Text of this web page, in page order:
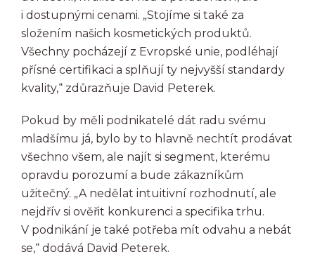
i dostupnými cenami. „Stojíme si také za
složením našich kosmetických produktů.
Všechny pocházejí z Evropské unie, podléhají
přísné certifikaci a splňují ty nejvyšší standardy
kvality,“ zdůrazňuje David Peterek.
Pokud by měli podnikatelé dát radu svému
mladšímu já, bylo by to hlavně nechtít prodávat
všechno všem, ale najít si segment, kterému
opravdu porozumí a bude zákazníkům
užitečný. „A nedělat intuitivní rozhodnutí, ale
nejdřív si ověřit konkurenci a specifika trhu.
V podnikání je také potřeba mít odvahu a nebát
se,“ dodává David Peterek.